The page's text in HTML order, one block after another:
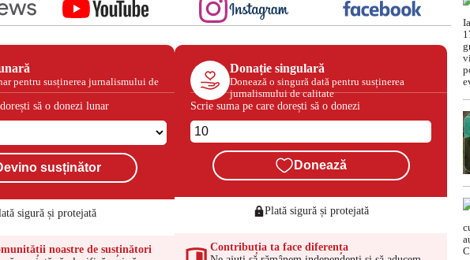
pentru susținerea jurnalismului de
să o donezi lunar
susținător
sigură și protejată
noastre de susținători
Donație singulară
Donează o singură dată pentru susținerea
jurnalismului de calitate
Scrie suma pe care dorești să o donezi
Donează
Plată sigură și protejată
Contribuția ta face diferența